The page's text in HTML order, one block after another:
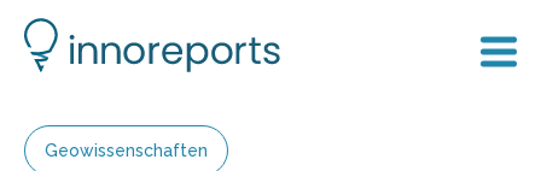
Geowissenschaften